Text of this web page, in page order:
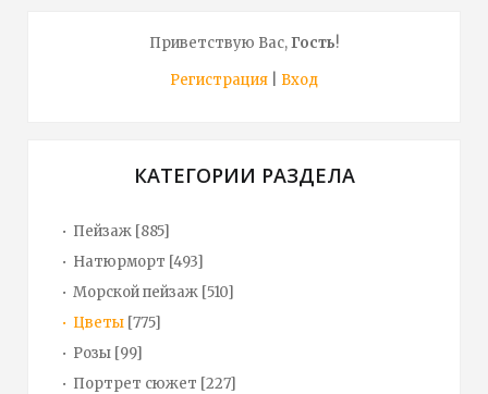
Приветствую Вас,Гость!
Регистрация
Вход
КАТЕГОРИИ РАЗДЕЛА
Пейзаж [885]
Натюрморт [493]
Морской пейзаж [510]
Цветы [775]
Розы [99]
Портрет сюжет [227]